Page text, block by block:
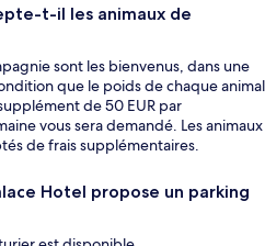
t-il les animaux de
sont les bienvenus, dans une
que le poids de chaque animal
de 50 EUR par
vous sera demandé. Les animaux
de frais supplémentaires.
Hotel propose un parking